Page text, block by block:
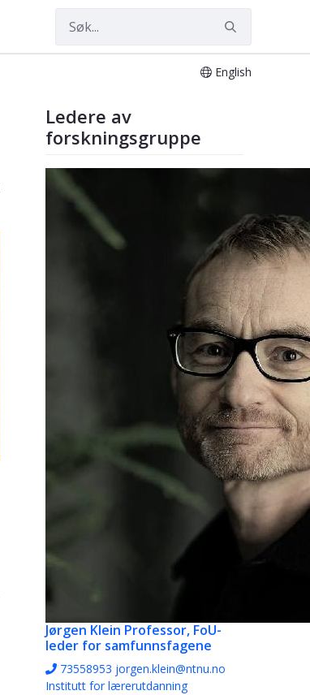
English
Ledere av
forskningsgruppe
Jørgen Klein Professor, FoU-
leder for samfunnsfagene
73558953 jorgen.klein@ntnu.no
Institutt for lærerutdanning